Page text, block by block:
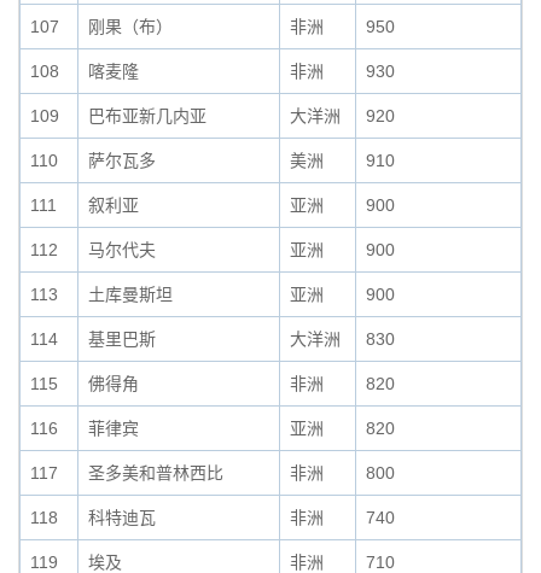
107 刚果（布） 非洲 950
108 喀麦隆 非洲 930
109 巴布亚新几内亚 大洋洲 920
110 萨尔瓦多 美洲 910
111 叙利亚 亚洲 900
112 马尔代夫 亚洲 900
113 土库曼斯坦 亚洲 900
114 基里巴斯 大洋洲 830
115 佛得角 非洲 820
116 菲律宾 亚洲 820
117 圣多美和普林西比 非洲 800
118 科特迪瓦 非洲 740
119 埃及 非洲 710